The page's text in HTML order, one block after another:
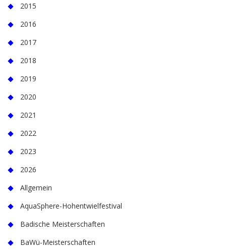
2015
2016
2017
2018
2019
2020
2021
2022
2023
2026
Allgemein
AquaSphere-Hohentwielfestival
Badische Meisterschaften
BaWü-Meisterschaften